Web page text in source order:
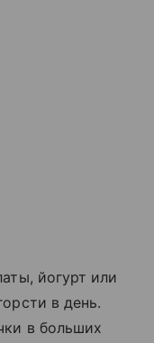
йогурт или
в день.
в больших